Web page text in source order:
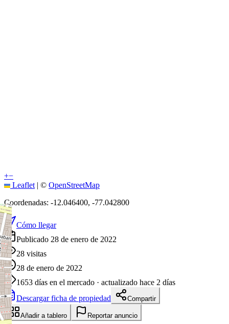
+−
Leaflet | © OpenStreetMap
Coordenadas: -12.046400, -77.042800
Cómo llegar
Publicado 28 de enero de 2022
28 visitas
28 de enero de 2022
1653 días en el mercado · actualizado hace 2 días
Descargar ficha de propiedad
Compartir
Añadir a tablero Reportar anuncio